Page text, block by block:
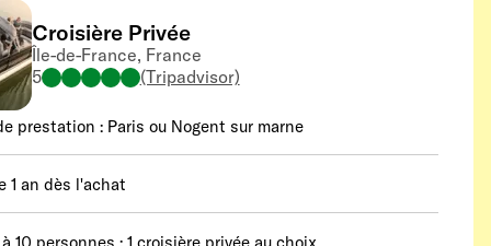
Croisière Privée
Île-de-France, France
5
(Tripadvisor)
prestation : Paris ou Nogent sur marne
1 an dès l'achat